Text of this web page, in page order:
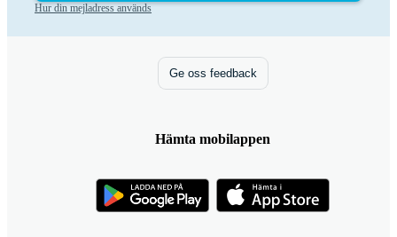
Hur din mejladress används
Ge oss feedback
Hämta mobilappen